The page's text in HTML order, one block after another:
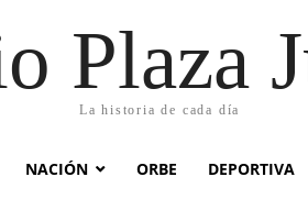
Plaza
La historia de cada día
NACIÓN ORBE DEPORTIVA